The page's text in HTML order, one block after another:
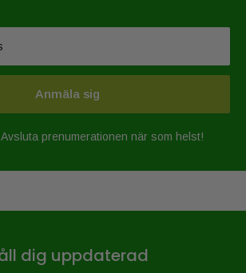
Anmäla sig
prenumerationen när som helst!
dig uppdaterad